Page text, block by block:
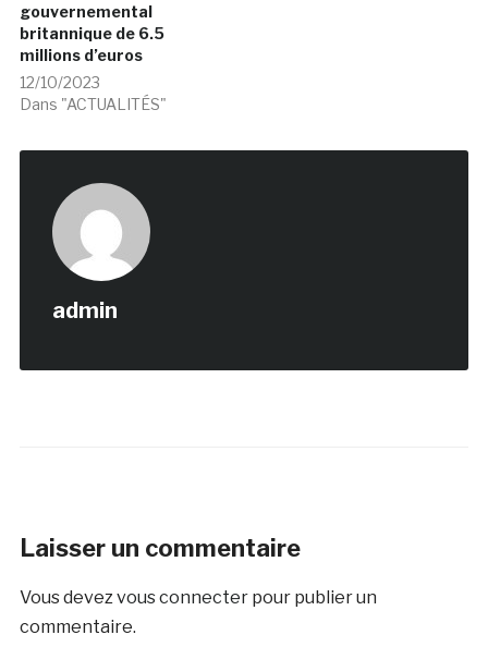
gouvernemental
britannique de 6.5
millions d’euros
12/10/2023
Dans "ACTUALITÉS"
admin
Laisser un commentaire
Vous devez vous connecterpour publier un
commentaire.